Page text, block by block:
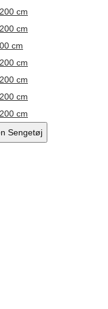
cm
cm
cm
cm
cm
cm
cm
Sengetøj